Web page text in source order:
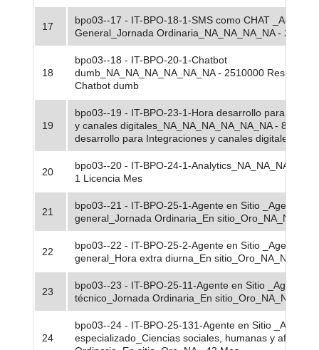
17
bpo03--17 - IT-BPO-18-1-SMS como CHAT _Agente
General_Jornada Ordinaria_NA_NA_NA_NA - 20 Mes
18
bpo03--18 - IT-BPO-20-1-Chatbot
dumb_NA_NA_NA_NA_NA_NA - 2510000 Respuesta
Chatbot dumb
19
bpo03--19 - IT-BPO-23-1-Hora desarrollo para
y canales digitales_NA_NA_NA_NA_NA_NA - 8 Hora
desarrollo para Integraciones y canales digitales
20
bpo03--20 - IT-BPO-24-1-
1 Licencia Mes
21
bpo03--21 - IT-BPO-25-1-Agente en Sitio _Agente
general_Jornada Ordinaria_En sitio_Oro_NA_NA -
22
bpo03--22 - IT-BPO-25-2-Agente en Sitio _Agente
general_Hora extra diurna_En sitio_Oro_NA_NA - 5
23
bpo03--23 - IT-BPO-25-11-Agente en Sitio _Agente
técnico_Jornada Ordinaria_En sitio_Oro_NA_NA - 8
24
bpo03--24 - IT-BPO-25-131-Agente en Sitio _Agente
especializado_Ciencias sociales, humanas y